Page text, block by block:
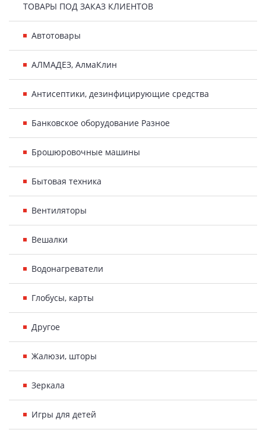
ТОВАРЫ ПОД ЗАКАЗ КЛИЕНТОВ
Автотовары
АЛМАДЕЗ, АлмаКлин
Антисептики, дезинфицирующие средства
Банковское оборудование Разное
Брошюровочные машины
Бытовая техника
Вентиляторы
Вешалки
Водонагреватели
Глобусы, карты
Другое
Жалюзи, шторы
Зеркала
Игры для детей